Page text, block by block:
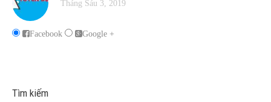
Tháng Sáu 3, 2019
Facebook Google +
Tìm kiếm